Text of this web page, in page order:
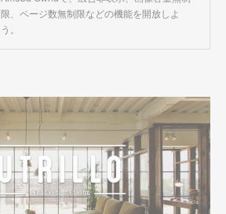
限、ページ数無制限などの機能を開放しよ
う。